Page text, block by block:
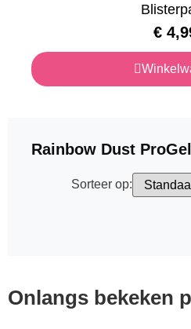
€
Rainbow Dust ProGel
Sorteer op:
Onlangs bekeken